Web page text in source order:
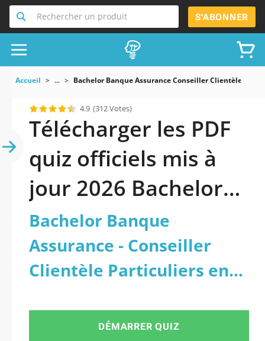
Rechercher un produit S'ABONNER
Accueil ... Bachelor Banque Assurance Conseiller Clientèle
4.9 (312 Votes)
Télécharger les PDF
quiz officiels mis à
jour 2026 Bachelor
Banque Assurance -
Conseiller Clientèle
Particuliers en
alternance H/F -
Bachelor Banque
Assurance - Conseiller
Clientèle Particuliers en
Septembre 2025 - Lille et
DÉMARRER QUIZ